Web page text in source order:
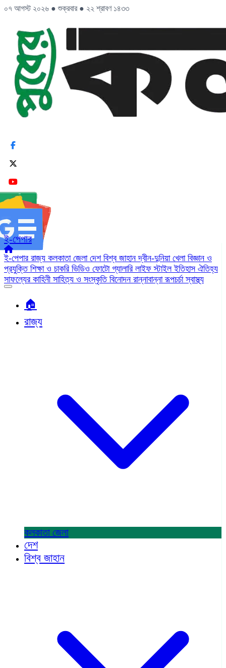
০৭ আগস্ট ২০২৬ ● শুক্রবার ● ২২ শ্রাবণ ১৪৩৩
ই-পেপার
ই-পেপার রাজ্য কলকাতা জেলা দেশ বিশ্ব জাহানদ্বীন-দুনিয়া খেলা বিজ্ঞান ও
প্রযুক্তি শিক্ষা ও চাকরি ভিডিও ফোটো গ্যালারি লাইফ স্টাইলইতিহাস ঐতিহ্য
সাফল্যের কাহিনী সাহিত্য ও সংস্কৃতি বিনোদন রান্নাবান্নারূপচর্চাস্বাস্থ্য
🏠︎
রাজ্য
কলকাতা জেলা
দেশ
বিশ্ব জাহান